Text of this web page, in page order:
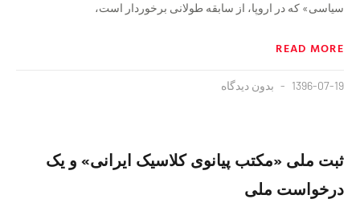
سیاسی» که در اروپا، از سابقه طولانی برخوردار است،
READ MORE
1396-07-19 بدون دیدگاه
ثبت ملی «مکتب پیانوی کلاسیک ایرانی» و یک
درخواست ملی